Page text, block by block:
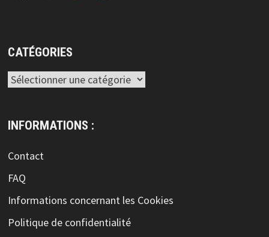
CATÉGORIES
Catégories
INFORMATIONS :
Contact
FAQ
Informations concernant les Cookies
Politique de confidentialité